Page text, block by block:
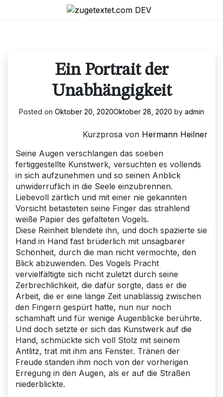
Ein Portrait der
Unabhängigkeit
Posted on Oktober 20, 2020Oktober 28, 2020 by admin
Kurzprosa von Hermann Heilner
Seine Augen verschlangen das soeben
fertiggestellte Kunstwerk, versuchten es vollends
in sich aufzunehmen und so seinen Anblick
unwiderruflich in die Seele einzubrennen.
Liebevoll zärtlich und mit einer nie gekannten
Vorsicht betasteten seine Finger das strahlend
weiße Papier des gefalteten Vogels.
Diese Reinheit blendete ihn, und doch spazierte sie
Hand in Hand fast brüderlich mit unsagbarer
Schönheit, durch die man nicht vermochte, den
Blick abzuwenden. Des Vogels Pracht
vervielfältigte sich nicht zuletzt durch seine
Zerbrechlichkeit, die dafür sorgte, dass er die
Arbeit, die er eine lange Zeit unablässig zwischen
den Fingern gespürt hatte, nun nur noch
schamhaft und für wenige Augenblicke berührte.
Und doch setzte er sich das Kunstwerk auf die
Hand, schmückte sich voll Stolz mit seinem
Antlitz, trat mit ihm ans Fenster. Tränen der
Freude standen ihm noch von der vorherigen
Erregung in den Augen, als er auf die Straßen
niederblickte.